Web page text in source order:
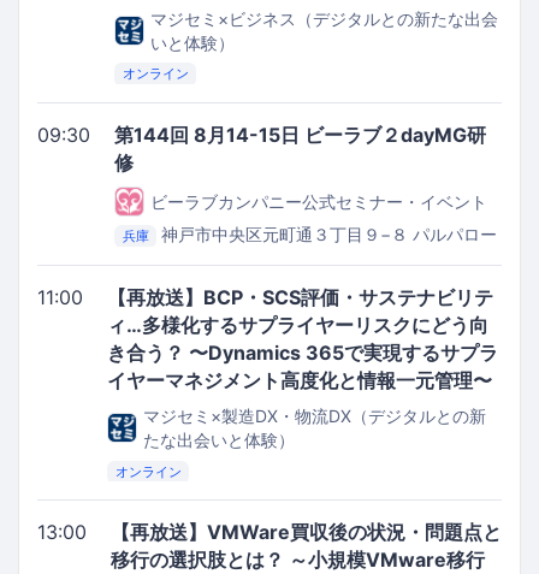
マジセミ×ビジネス（デジタルとの新たな出会
いと体験）
オンライン
09:30
第144回 8月14-15日 ビーラブ２dayMG研
修
ビーラブカンパニー公式セミナー・イベント
兵庫
神戸市中央区元町通３丁目９−８ パルパロー
11:00
【再放送】BCP・SCS評価・サステナビリテ
ィ…多様化するサプライヤーリスクにどう向
き合う？ 〜Dynamics 365で実現するサプラ
イヤーマネジメント高度化と情報一元管理〜
マジセミ×製造DX・物流DX（デジタルとの新
たな出会いと体験）
オンライン
13:00
【再放送】VMWare買収後の状況・問題点と
移行の選択肢とは？ ～小規模VMware移行